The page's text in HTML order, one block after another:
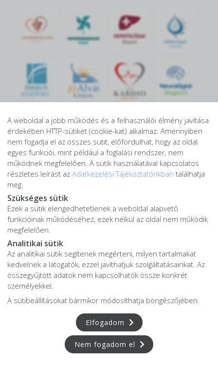
IMMUN
KÖZPONT
jó Alvás
Központ
SPOR TOR VOSI
KÖ ZPON T
A weboldal a jobb működés és a felhasználói élmény javítása
érdekében HTTP-sütiket (cookie-kat) alkalmaz. Amennyiben
nem fogadja el az összes sütit, előfordulhat, hogy az oldal
egyes funkciói, mint például a foglalási rendszer, nem
működnek megfelelően. A sütik használatával kapcsolatos
részletes leírást az Adatkezelési Tájékoztatónkban találhatja
meg.
Szükséges sütik
Ezek a sütik elengedhetetlenek a weboldal alapvető
funkcióinak működéséhez, ezek nélkül az oldal nem működik
megfelelően.
Analitikai sütik
Az analitikai sütik segítenek megérteni, milyen tartalmakat
kedvelnek a látogatók, ezzel javíthatjuk szolgáltatásainkat. Az
összegyűjtött adatok nem kapcsolhatók össze konkrét
személyekkel.
A sütibeállításokat bármikor módosíthatja böngészőjében.
Elfogadom
Nem fogadom el